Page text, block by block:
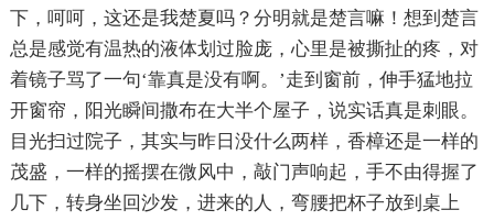
下，呵呵，这还是我楚夏吗？分明就是楚言嘛！想到楚言
总是感觉有温热的液体划过脸庞，心里是被撕扯的疼，对
着镜子骂了一句‘靠真是没有啊。’走到窗前，伸手猛地拉
开窗帘，阳光瞬间撒布在大半个屋子，说实话真是刺眼。
目光扫过院子，其实与昨日没什么两样，香樟还是一样的
茂盛，一样的摇摆在微风中，敲门声响起，手不由得握了
几下，转身坐回沙发，进来的人，弯腰把杯子放到桌上